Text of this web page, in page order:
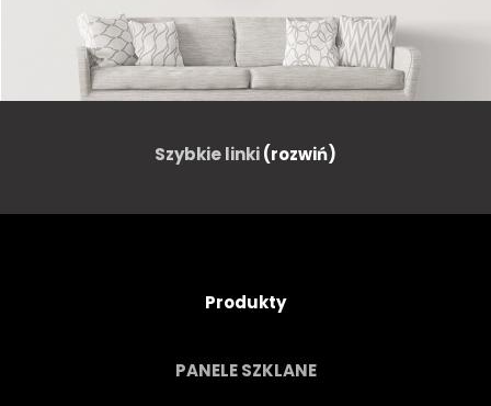
Szybkie linki(rozwiń)
Produkty
PANELE SZKLANE